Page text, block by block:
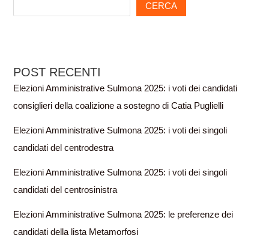
CERCA
POST RECENTI
Elezioni Amministrative Sulmona 2025: i voti dei candidati
consiglieri della coalizione a sostegno di Catia Puglielli
Elezioni Amministrative Sulmona 2025: i voti dei singoli
candidati del centrodestra
Elezioni Amministrative Sulmona 2025: i voti dei singoli
candidati del centrosinistra
Elezioni Amministrative Sulmona 2025: le preferenze dei
candidati della lista Metamorfosi